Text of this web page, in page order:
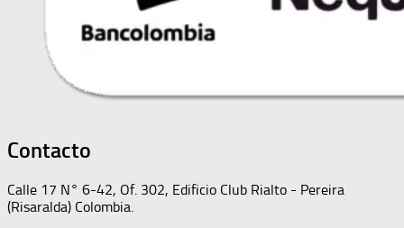
Contacto
Calle 17 N° 6-42, Of. 302, Edificio Club Rialto - Pereira
(Risaralda) Colombia.